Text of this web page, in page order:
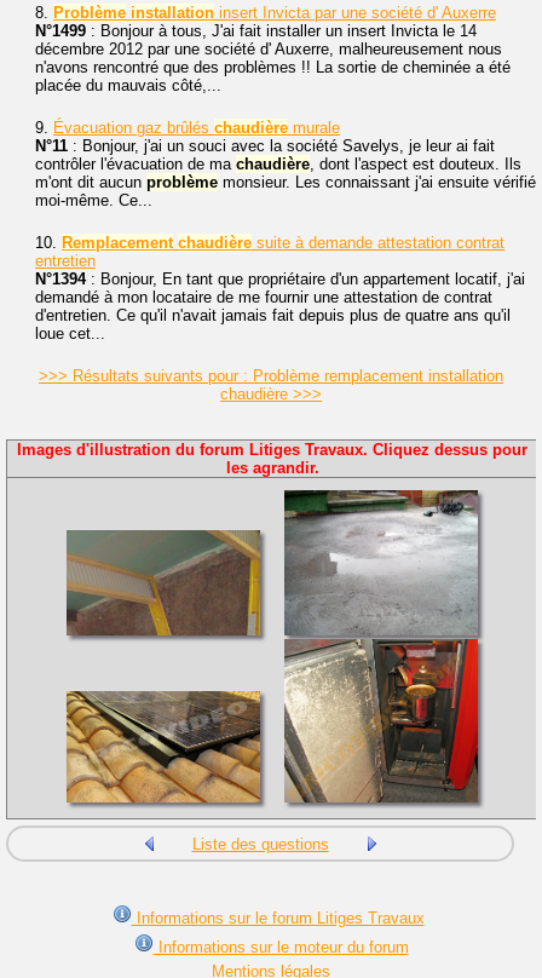
8. Problème installation insert Invicta par une société d' Auxerre
N°1499 : Bonjour à tous, J'ai fait installer un insert Invicta le 14
décembre 2012 par une société d' Auxerre, malheureusement nous
n'avons rencontré que des problèmes !! La sortie de cheminée a été
placée du mauvais côté,...
9. Évacuation gaz brûlés chaudière murale
N°11 : Bonjour, j'ai un souci avec la société Savelys, je leur ai fait
contrôler l'évacuation de ma chaudière, dont l'aspect est douteux. Ils
m'ont dit aucun problème monsieur. Les connaissant j'ai ensuite vérifié
moi-même. Ce...
10. Remplacement chaudière suite à demande attestation contrat
entretien
N°1394: Bonjour, En tant que propriétaire d'un appartement locatif, j'ai
demandé à mon locataire de me fournir une attestation de contrat
d'entretien. Ce qu'il n'avait jamais fait depuis plus de quatre ans qu'il
loue cet...
>>> Résultats suivants pour : Problème remplacement installation
chaudière >>>
Images d'illustration du forum Litiges Travaux. Cliquez dessus pour
les agrandir.
Liste des questions
Informations sur le forum Litiges Travaux
Informations sur le moteur du forum
Mentions légales